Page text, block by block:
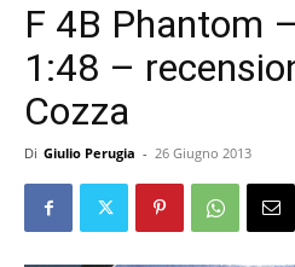
F 4B Phantom
1:48 –
Cozza
Di Giulio Perugia - 26 Giugno 2013